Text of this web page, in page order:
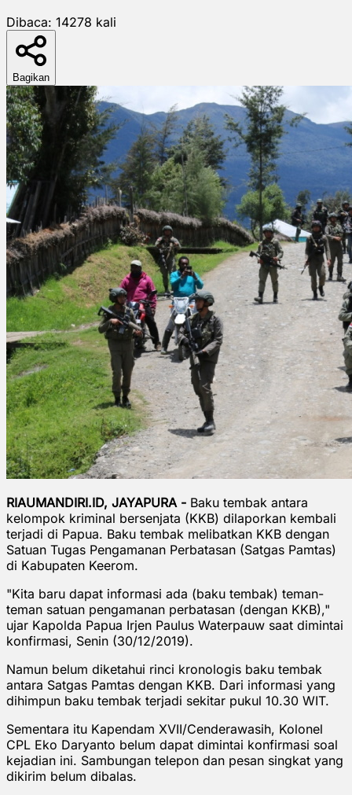
Dibaca: 14278 kali
Bagikan
RIAUMANDIRI.ID, JAYAPURA - Baku tembak antara
kelompok kriminal bersenjata (KKB) dilaporkan kembali
terjadi di Papua. Baku tembak melibatkan KKB dengan
Satuan Tugas Pengamanan Perbatasan (Satgas Pamtas)
di Kabupaten Keerom.
"Kita baru dapat informasi ada (baku tembak) teman-
teman satuan pengamanan perbatasan (dengan KKB),"
ujar Kapolda Papua Irjen Paulus Waterpauw saat dimintai
konfirmasi, Senin (30/12/2019).
Namun belum diketahui rinci kronologis baku tembak
antara Satgas Pamtas dengan KKB. Dari informasi yang
dihimpun baku tembak terjadi sekitar pukul 10.30 WIT.
Sementara itu Kapendam XVII/Cenderawasih, Kolonel
CPL Eko Daryanto belum dapat dimintai konfirmasi soal
kejadian ini. Sambungan telepon dan pesan singkat yang
dikirim belum dibalas.